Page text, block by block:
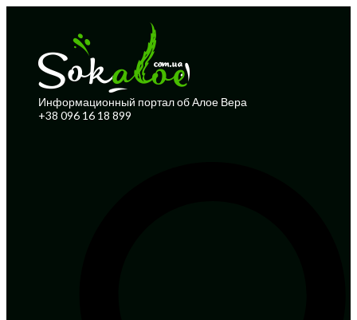
Информационный портал об Алое Вера
+38 096 16 18 899